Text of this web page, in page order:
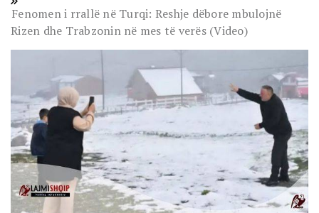
Fenomen i rrallë në Turqi: Reshje dëbore mbulojnë
Rizen dhe Trabzonin në mes të verës (Video)